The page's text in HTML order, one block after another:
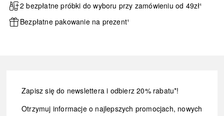
2 bezpłatne próbki do wyboru przy zamówieniu od 49zł¹
Bezpłatne pakowanie na prezent¹
Zapisz się do newslettera i odbierz 20% rabatu*!
Otrzymuj informacje o najlepszych promocjach, nowych